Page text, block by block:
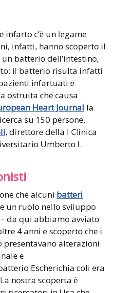
infarto c’è un legame
infatti, hanno scoperto il
batterio dell’intestino,
il batterio risulta infatti
infartuati e
ostruita che causa
Heart Journal la
su 150 persone,
, direttore della I Clinica
Umberto I.
che alcuni batteri
un ruolo nello sviluppo
da qui abbiamo avviato
4 anni e scoperto che i
alterazioni
e
Escherichia coli era
nostra scoperta è